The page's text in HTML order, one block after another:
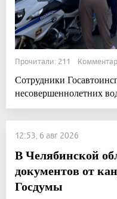
Прочитали: 211
Сотрудники
несовершеннолетних
12:53, 6 авг 2026
В Челябинской
документов от
Госдумы